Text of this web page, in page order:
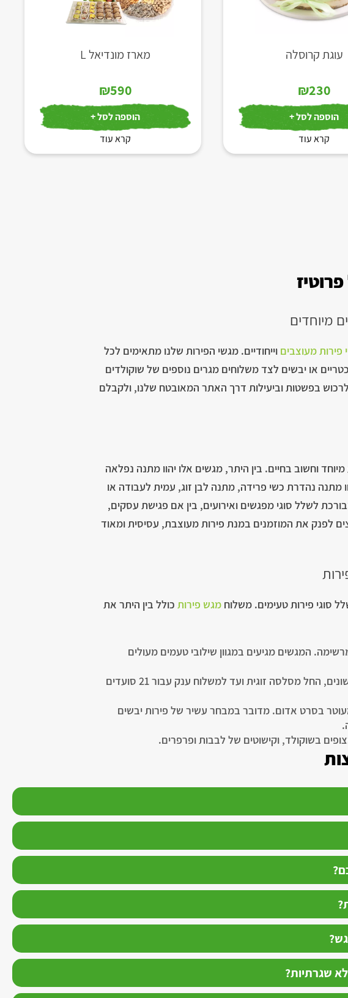
עוגת קרוסלה
₪230
הוספה לסל +
קרא עוד
מארז מונדיאל L
₪590
הוספה לסל +
קרא עוד
מיוחדים
פירות מעוצבים וייחודיים. מגשי הפירות שלנו מתאימים לכל
או יבשים לצד משלוחים מגרים נוספים של שוקולדים
בפשטות וביעילות דרך האתר המאובטח שלנו, ולקבלם
וחשוב בחיים. בין היתר, מגשים אלו יהוו מתנה נפלאה
מתנה נהדרת כשי פרידה, מתנה לבן זוג, עמית לעבודה או
לשלל סוגי מפגשים ואירועים, בין אם פגישת עסקים,
לפנק את המוזמנים במנת פירות מעוצבת, עסיסית ומאוד
סוגי פירות טעימים. משלוח מגש פירות כולל בין היתר את
המגשים מגיעים במגוון שילובי טעמים מעולים
מגשי סלסלת פירות טריים – עם מבחר מדהים של פירות מוכרים, עונתיים ואקזוטיים בגדלים שונים, החל מסלסה זוגית ועד למשלוח ענק עבור 21 סועדים
בסרט אדום. מדובר במבחר עשיר של פירות יבשים
בשוקולד, וקישוטים של לבבות ופרפרים.
שגרתיות?